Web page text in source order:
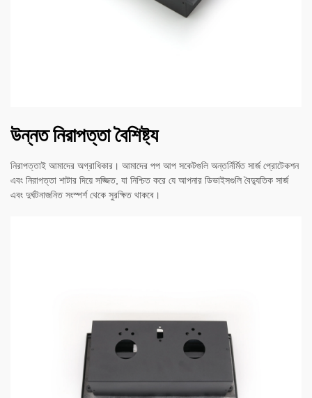
উন্নত নিরাপত্তা বৈশিষ্ট্য
নিরাপত্তাই আমাদের অগ্রাধিকার। আমাদের পপ আপ সকেটগুলি অন্তর্নির্মিত সার্জ প্রোটেকশন
এবং নিরাপত্তা শাটার দিয়ে সজ্জিত, যা নিশ্চিত করে যে আপনার ডিভাইসগুলি বৈদ্যুতিক সার্জ
এবং দুর্ঘটনাজনিত সংস্পর্শ থেকে সুরক্ষিত থাকবে।